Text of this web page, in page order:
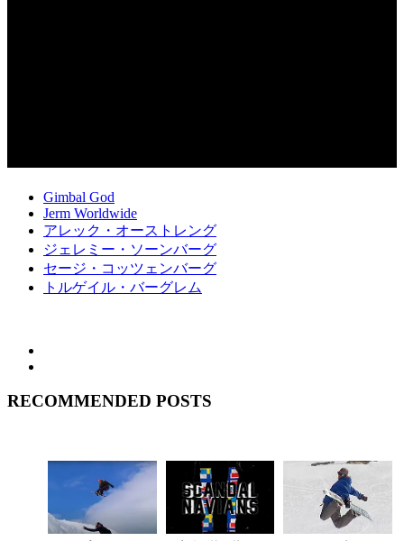
Gimbal God
Jerm Worldwide
アレック・オーストレング
ジェレミー・ソーンバーグ
セージ・コッツェンバーグ
トルゲイル・バーグレム
RECOMMENDED POSTS